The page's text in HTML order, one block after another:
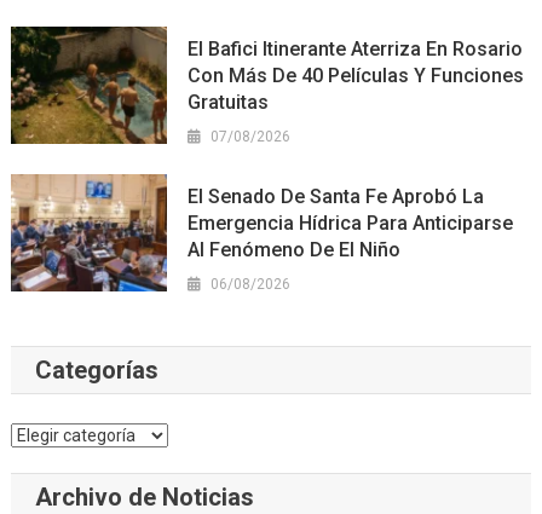
El Bafici Itinerante Aterriza En Rosario
Con Más De 40 Películas Y Funciones
Gratuitas
07/08/2026
El Senado De Santa Fe Aprobó La
Emergencia Hídrica Para Anticiparse
Al Fenómeno De El Niño
06/08/2026
Categorías
Categorías
Archivo de Noticias